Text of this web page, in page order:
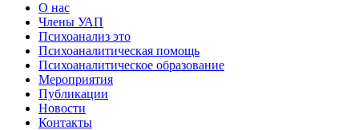
О нас
Члены УАП
Психоанализ это
Психоаналитическая помощь
Психоаналитическое образование
Мероприятия
Публикации
Новости
Контакты